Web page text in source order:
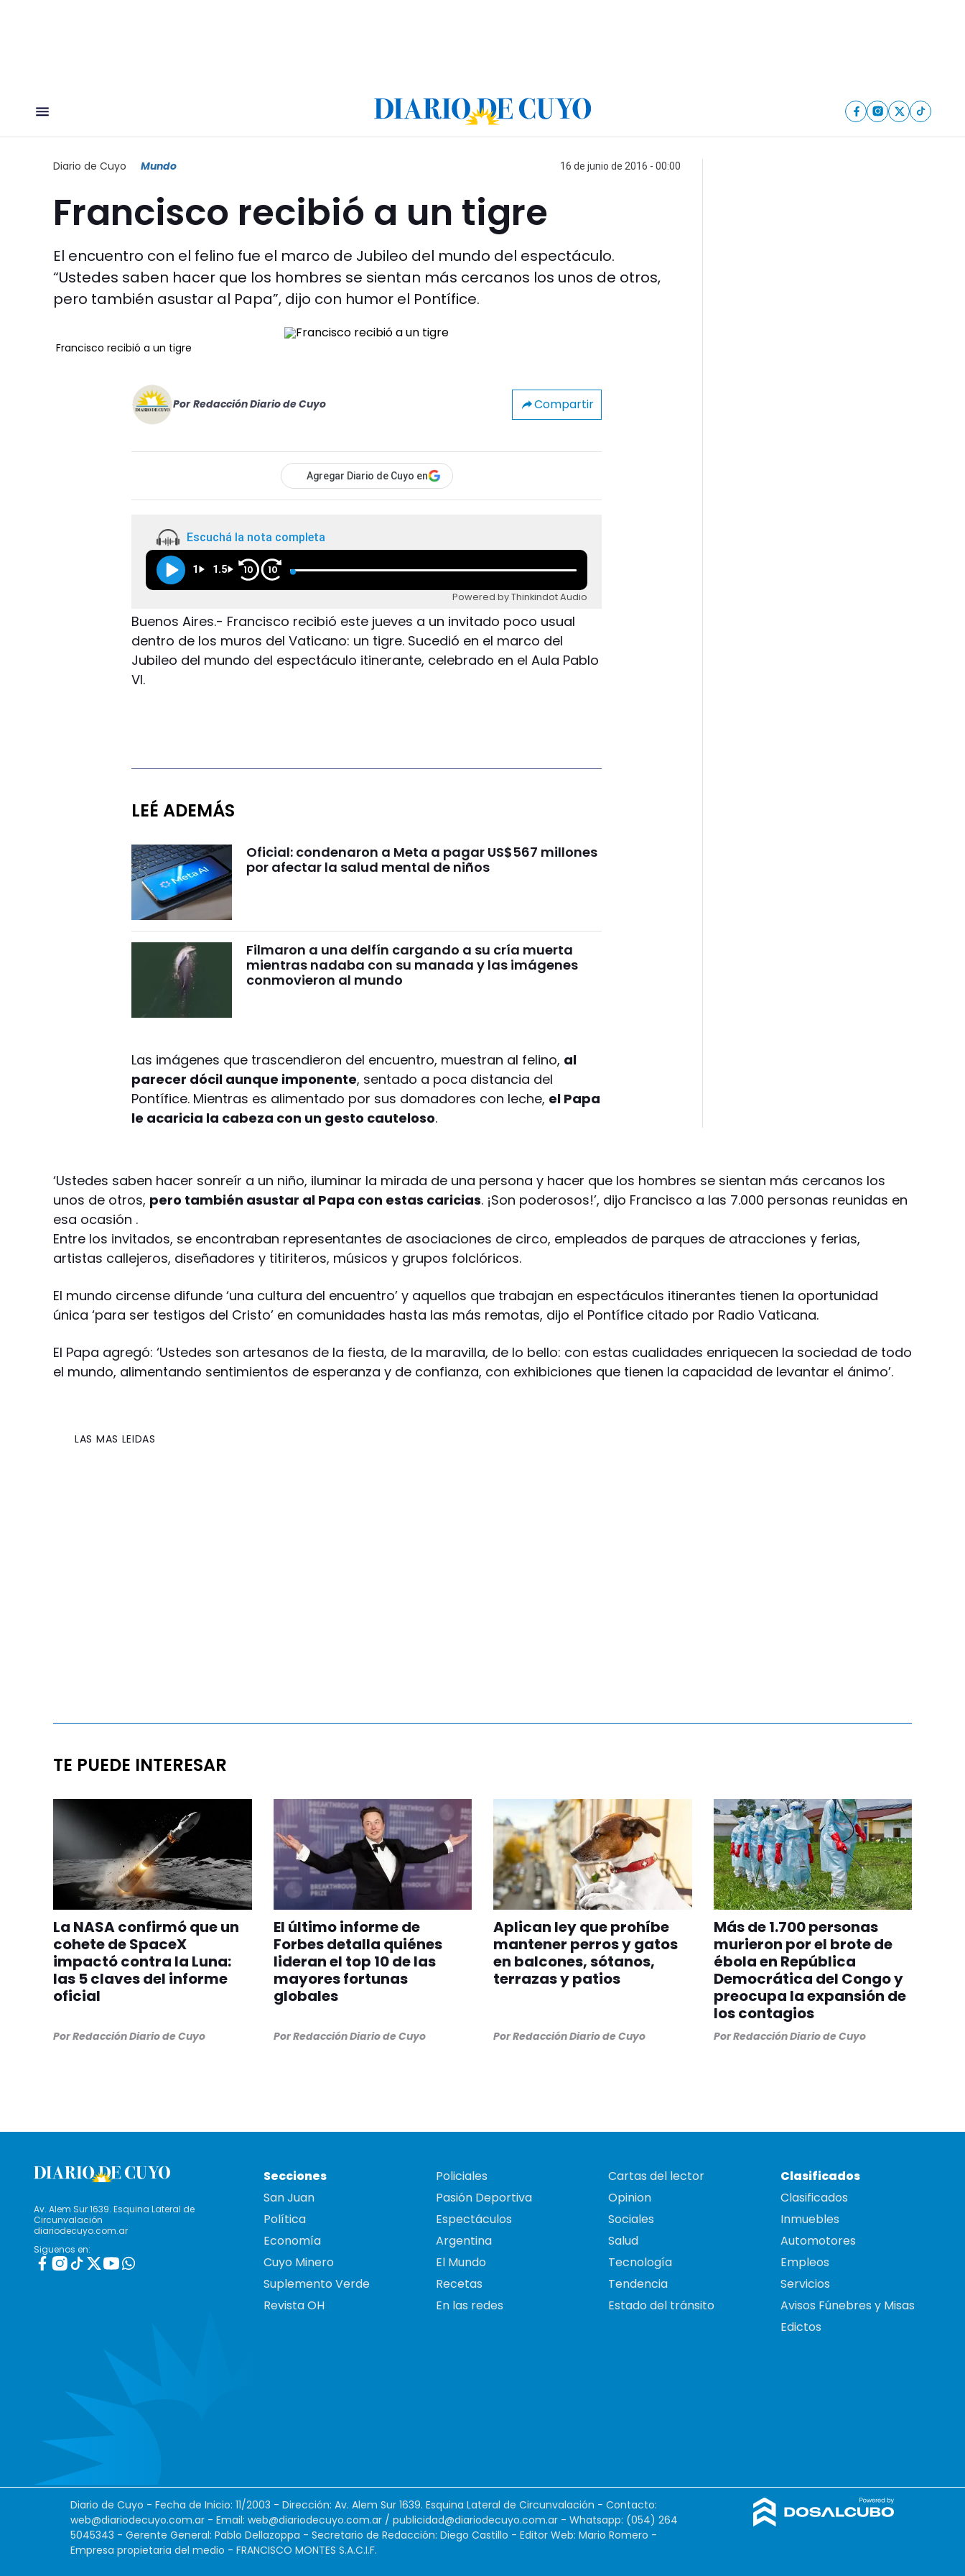
Diario de Cuyo Mundo 16 de junio de 2016 - 00:00
Francisco recibió a un tigre
El encuentro con el felino fue el marco de Jubileo del mundo del espectáculo.
“Ustedes saben hacer que los hombres se sientan más cercanos los unos de otros,
pero también asustar al Papa”, dijo con humor el Pontífice.
Francisco recibió a un tigre
Por Redacción Diario de Cuyo Compartir
Agregar Diario de Cuyo en
Escuchá la nota completa
1 1.5 10 10
Powered by Thinkindot Audio
Buenos Aires.- Francisco recibió este jueves a un invitado poco usual
dentro de los muros del Vaticano: un tigre. Sucedió en el marco del
Jubileo del mundo del espectáculo itinerante, celebrado en el Aula Pablo
VI.
LEÉ ADEMÁS
Oficial: condenaron a Meta a pagar US$567 millones
por afectar la salud mental de niños
Filmaron a una delfín cargando a su cría muerta
mientras nadaba con su manada y las imágenes
conmovieron al mundo
Las imágenes que trascendieron del encuentro, muestran al felino, al
parecer dócil aunque imponente, sentado a poca distancia del
Pontífice. Mientras es alimentado por sus domadores con leche, el Papa
le acaricia la cabeza con un gesto cauteloso.
‘Ustedes saben hacer sonreír a un niño, iluminar la mirada de una persona y hacer que los hombres se sientan más cercanos los
unos de otros, pero también asustar al Papa con estas caricias. ¡Son poderosos!’, dijo Francisco a las 7.000 personas reunidas en
esa ocasión .
Entre los invitados, se encontraban representantes de asociaciones de circo, empleados de parques de atracciones y ferias,
artistas callejeros, diseñadores y titiriteros, músicos y grupos folclóricos.
El mundo circense difunde ‘una cultura del encuentro’ y aquellos que trabajan en espectáculos itinerantes tienen la oportunidad
única ‘para ser testigos del Cristo’ en comunidades hasta las más remotas, dijo el Pontífice citado por Radio Vaticana.
El Papa agregó: ‘Ustedes son artesanos de la fiesta, de la maravilla, de lo bello: con estas cualidades enriquecen la sociedad de todo
el mundo, alimentando sentimientos de esperanza y de confianza, con exhibiciones que tienen la capacidad de levantar el ánimo’.
LAS MAS LEIDAS
TE PUEDE INTERESAR
La NASA confirmó que un
cohete de SpaceX
impactó contra la Luna:
las 5 claves del informe
oficial
PorRedacción Diario de Cuyo
El último informe de
Forbes detalla quiénes
lideran el top 10 de las
mayores fortunas
globales
PorRedacción Diario de Cuyo
Aplican ley que prohíbe
mantener perros y gatos
en balcones, sótanos,
terrazas y patios
PorRedacción Diario de Cuyo
Más de 1.700 personas
murieron por el brote de
ébola en República
Democrática del Congo y
preocupa la expansión de
los contagios
PorRedacción Diario de Cuyo
Av. Alem Sur 1639. Esquina Lateral de
Circunvalación
diariodecuyo.com.ar
Siguenos en:
Secciones
San Juan
Política
Economía
Cuyo Minero
Suplemento Verde
Revista OH
Policiales
Pasión Deportiva
Espectáculos
Argentina
El Mundo
Recetas
En las redes
Cartas del lector
Opinion
Sociales
Salud
Tecnología
Tendencia
Estado del tránsito
Clasificados
Clasificados
Inmuebles
Automotores
Empleos
Servicios
Avisos Fúnebres y Misas
Edictos
Diario de Cuyo - Fecha de Inicio: 11/2003 - Dirección: Av. Alem Sur 1639. Esquina Lateral de Circunvalación - Contacto:
web@diariodecuyo.com.ar - Email: web@diariodecuyo.com.ar / publicidad@diariodecuyo.com.ar - Whatsapp: (054) 264
5045343 - Gerente General: Pablo Dellazoppa - Secretario de Redacción: Diego Castillo - Editor Web: Mario Romero -
Empresa propietaria del medio - FRANCISCO MONTES S.A.C.I.F.